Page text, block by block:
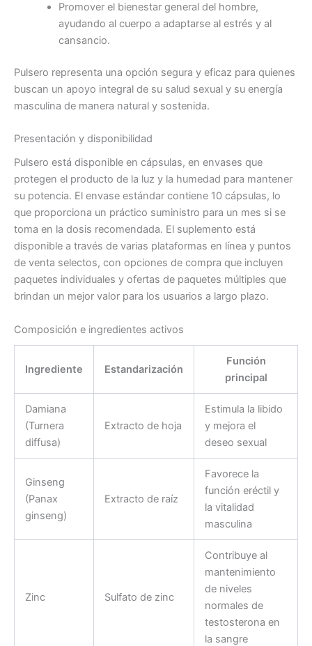
Promover el bienestar general del hombre,
ayudando al cuerpo a adaptarse al estrés y al
cansancio.
Pulsero representa una opción segura y eficaz para quienes
buscan un apoyo integral de su salud sexual y su energía
masculina de manera natural y sostenida.
Presentación y disponibilidad
Pulsero está disponible en cápsulas, en envases que
protegen el producto de la luz y la humedad para mantener
su potencia. El envase estándar contiene 10 cápsulas, lo
que proporciona un práctico suministro para un mes si se
toma en la dosis recomendada. El suplemento está
disponible a través de varias plataformas en línea y puntos
de venta selectos, con opciones de compra que incluyen
paquetes individuales y ofertas de paquetes múltiples que
brindan un mejor valor para los usuarios a largo plazo.
Composición e ingredientes activos
Ingrediente Estandarización
Función
principal
Damiana
(Turnera
diffusa)
Extracto de hoja
Estimula la libido
y mejora el
deseo sexual
Ginseng
(Panax
ginseng)
Extracto de raíz
Favorece la
función eréctil y
la vitalidad
masculina
Zinc Sulfato de zinc
Contribuye al
mantenimiento
de niveles
normales de
testosterona en
la sangre